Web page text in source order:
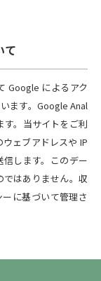
当施設が業務
めに、セキュ
どをご希望さ
応させていた
て
Google によるアク
ます。Google Anal
。当サイトをご利
ェブアドレスや IP
します。このデー
はありません。収
に基づいて管理さ